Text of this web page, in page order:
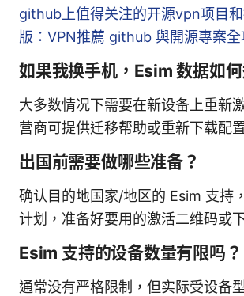
github上值得关注的开源vpn项目
版：VPN推薦 github 與開源專案全
如果我换手机，Esim 数据如何
大多数情况下需要在新设备上重新
营商可提供迁移帮助或重新下载配
出国前需要做哪些准备？
确认目的地国家/地区的 Esim 支持
计划，准备好要用的激活二维码或
Esim 支持的设备数量有限吗？
通常没有严格限制，但实际受设备